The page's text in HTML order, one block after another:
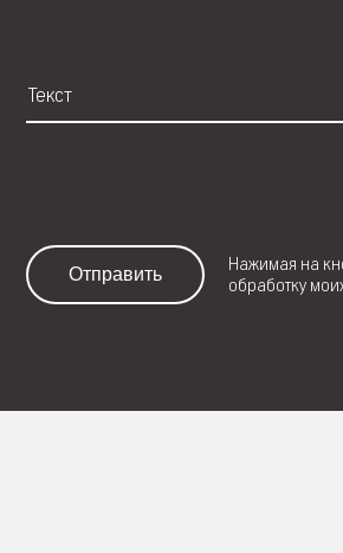
Отправить
Нажимая на
обработку